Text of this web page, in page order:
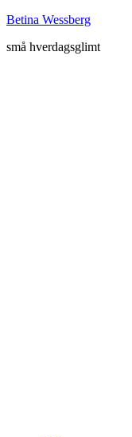
Betina Wessberg
små hverdagsglimt